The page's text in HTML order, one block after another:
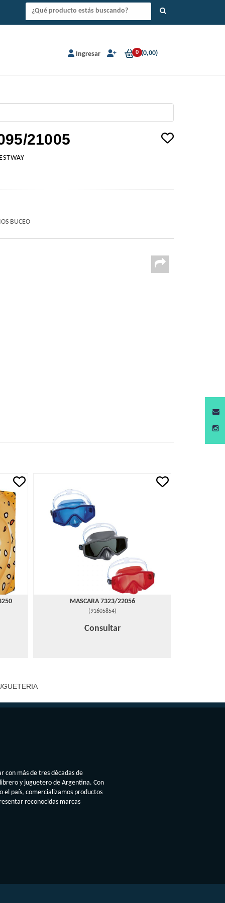
Ingresar 0 (0,00)
21005
BUCEO
MASCARA 7323/22056
(91605854)
Consultar
con más de tres décadas de
y juguetero de Argentina. Con
el país, comercializamos productos
reconocidas marcas